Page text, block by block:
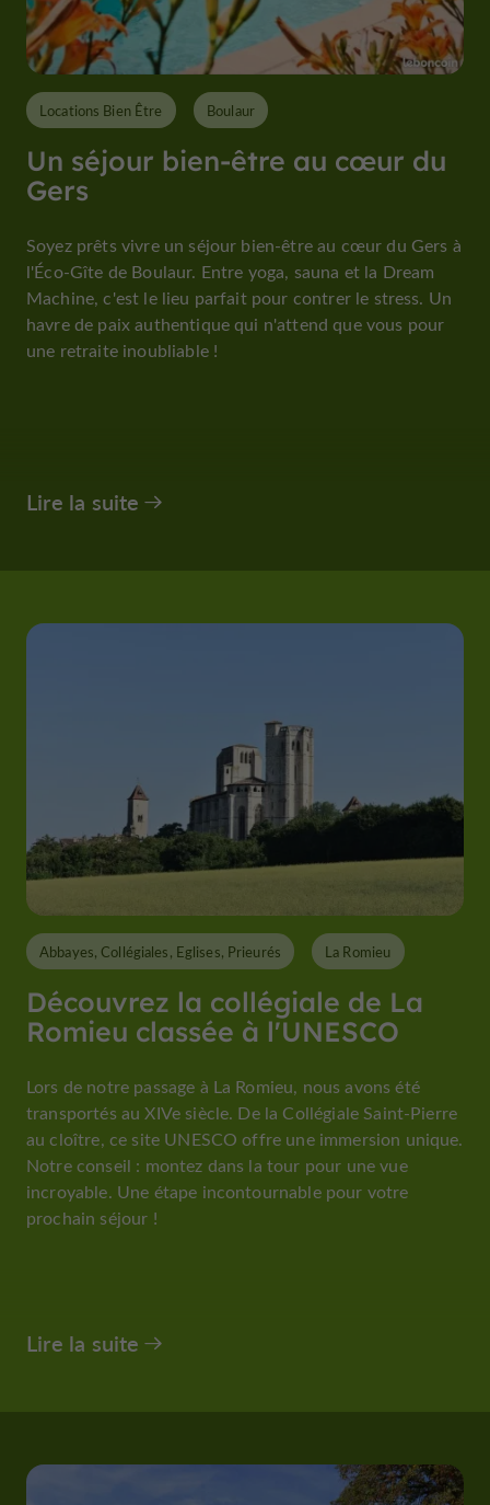
Un séjour bien-être au cœur du
Gers
Locations Bien Être Boulaur
Soyez prêts vivre un séjour bien-être au cœur du Gers à
l'Éco-Gîte de Boulaur. Entre yoga, sauna et la Dream
Machine, c'est le lieu parfait pour contrer le stress. Un
havre de paix authentique qui n'attend que vous pour
une retraite inoubliable !
Lire la suite
Découvrez la collégiale de La
Romieu classée à l'UNESCO
Abbayes, Collégiales, Eglises, Prieurés La Romieu
Lors de notre passage à La Romieu, nous avons été
transportés au XIVe siècle. De la Collégiale Saint-Pierre
au cloître, ce site UNESCO offre une immersion unique.
Notre conseil : montez dans la tour pour une vue
incroyable. Une étape incontournable pour votre
prochain séjour !
Lire la suite